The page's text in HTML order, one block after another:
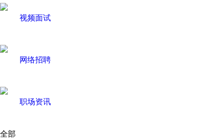
视频面试
网络招聘
职场资讯
全部